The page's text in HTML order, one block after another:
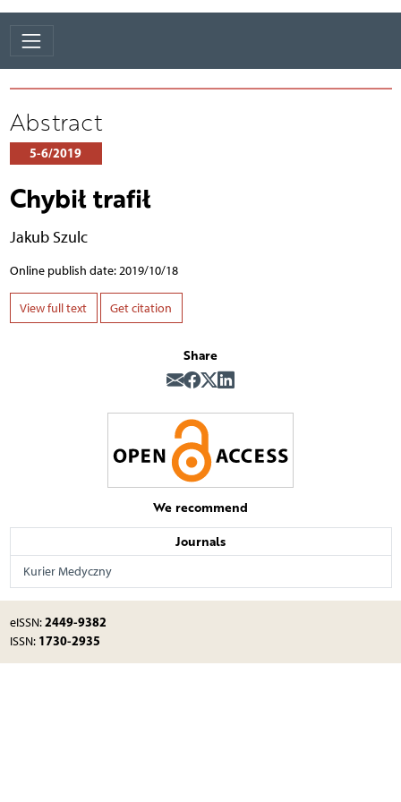
Abstract
5-6/2019
Chybił trafił
Jakub Szulc
Online publish date: 2019/10/18
View full text Get citation
Share
We recommend
Journals
Kurier Medyczny
eISSN:2449-9382
ISSN: 1730-2935